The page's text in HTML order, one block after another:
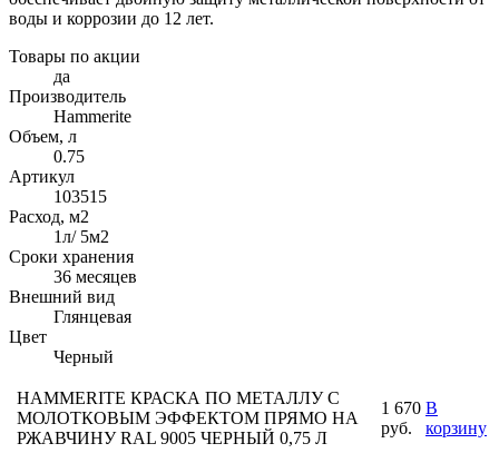
воды и коррозии до 12 лет.
Товары по акции
да
Производитель
Hammerite
Объем, л
0.75
Артикул
103515
Расход, м2
1л/ 5м2
Сроки хранения
36 месяцев
Внешний вид
Глянцевая
Цвет
Черный
HAMMERITE КРАСКА ПО МЕТАЛЛУ С
МОЛОТКОВЫМ ЭФФЕКТОМ ПРЯМО НА
РЖАВЧИНУ RAL 9005 ЧЕРНЫЙ 0,75 Л
1 670
руб.
В
корзину